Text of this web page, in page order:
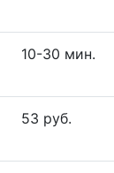
10-30 мин.
53 руб.